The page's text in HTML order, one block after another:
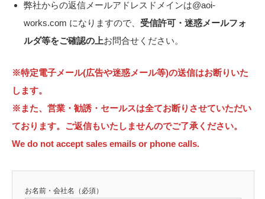
弊社からの返信メールアドレスドメインは@aoi-
works.com になりますので、 受信許可・迷惑メールフォ
ルダ等をご確認の上お問合せください。
※特定電子メール(広告や迷惑メール等)の送信はお断りいた
します。
※また、営業・勧誘・セールスは全てお断りさせていただい
ております。ご返信もいたしませんのでご了承ください。
We do not accept sales emails or phone calls.
お名前・会社名（必須）